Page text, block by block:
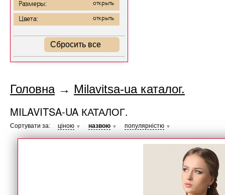
Размеры: открыть
Цвета: открыть
Сбросить все
Головна→ Milavitsa-ua каталог.
MILAVITSA-UA КАТАЛОГ.
Сортувати за: ціною ▼ назвою ▼ популярністю ▼